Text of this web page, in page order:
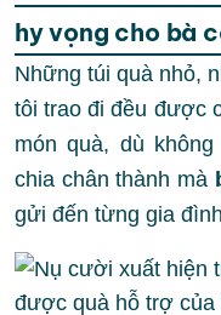
hy vọng cho bà
Những túi quà nhỏ,
tôi trao đi đều được
món quà, dù
chia chân thành mà
gửi đến từng gia